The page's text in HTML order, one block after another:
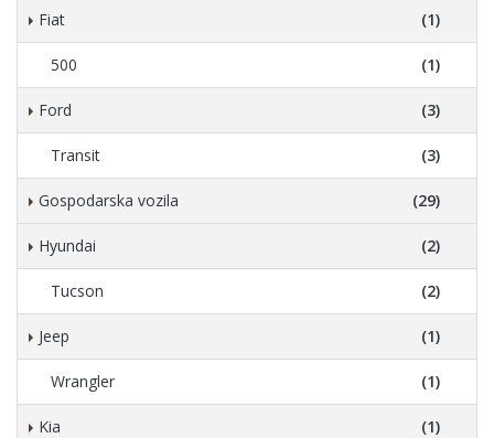
Fiat (1)
500 (1)
Ford (3)
Transit (3)
Gospodarska vozila (29)
Hyundai (2)
Tucson (2)
Jeep (1)
Wrangler (1)
Kia (1)